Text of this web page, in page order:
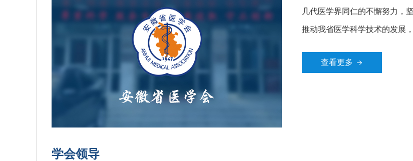
几代医学界同仁的不懈努力，
推动我省医学科学技术的发展
查看更多
学会领导